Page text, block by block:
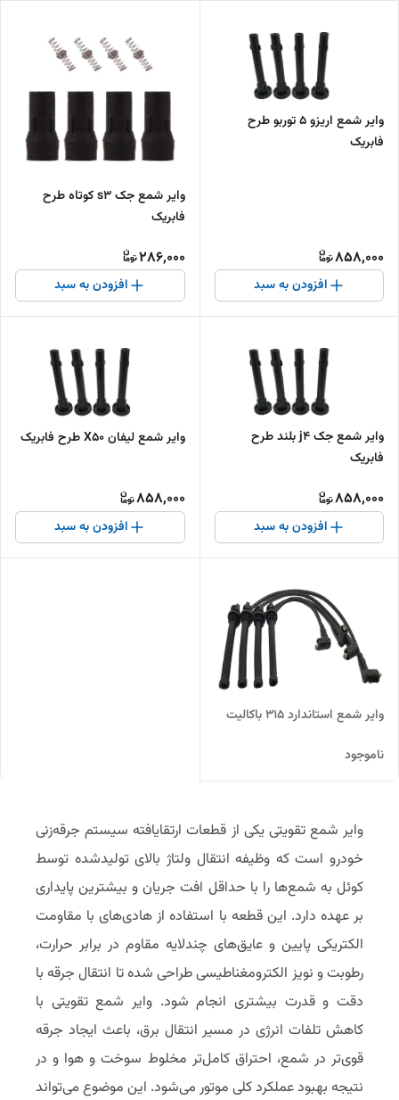
وایر شمع اریزو 5 توربو طرح
فابریک
858,000
افزودن به سبد
وایر شمع جک s3 کوتاه طرح
فابریک
286,000
افزودن به سبد
وایر شمع جک j4 بلند طرح
فابریک
858,000
افزودن به سبد
وایر شمع لیفان X50 طرح فابریک
858,000
افزودن به سبد
وایر شمع استاندارد 315 باکالیت
ناموجود
وایر شمع تقویتی یکی از قطعات ارتقایافته سیستم جرقه‌زنی
خودرو است که وظیفه انتقال ولتاژ بالای تولیدشده توسط
کوئل به شمع‌ها را با حداقل افت جریان و بیشترین پایداری
بر عهده دارد. این قطعه با استفاده از هادی‌های با مقاومت
الکتریکی پایین و عایق‌های چندلایه مقاوم در برابر حرارت،
رطوبت و نویز الکترومغناطیسی طراحی شده تا انتقال جرقه با
دقت و قدرت بیشتری انجام شود. وایر شمع تقویتی با
کاهش تلفات انرژی در مسیر انتقال برق، باعث ایجاد جرقه
قوی‌تر در شمع، احتراق کامل‌تر مخلوط سوخت و هوا و در
نتیجه بهبود عملکرد کلی موتور می‌شود. این موضوع می‌تواند